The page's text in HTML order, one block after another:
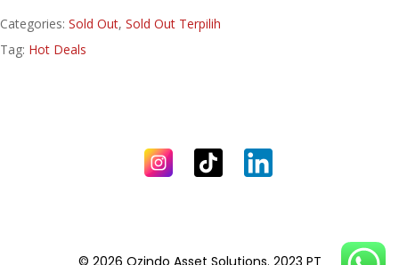
Categories: Sold Out, Sold Out Terpilih
Tag: Hot Deals
© 2026 Ozindo Asset Solutions. 2023 PT